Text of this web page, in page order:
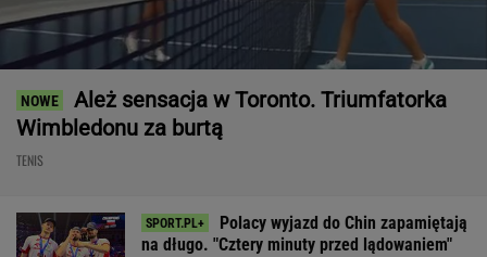
Ależ sensacja w Toronto. Triumfatorka
Wimbledonu za burtą
TENIS
Polacy wyjazd do Chin zapamiętają
na długo. "Cztery minuty przed lądowaniem"